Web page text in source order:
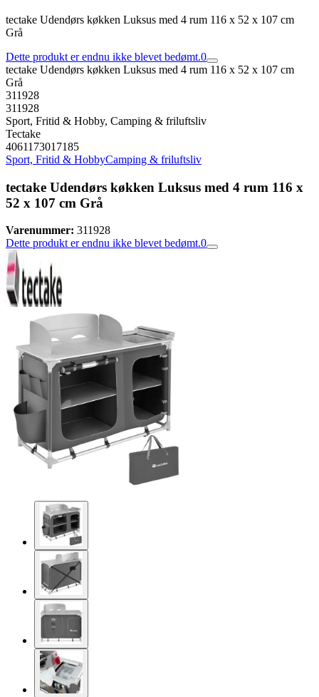
tectake Udendørs køkken Luksus med 4 rum 116 x 52 x 107 cm
Grå
Dette produkt er endnu ikke blevet bedømt.0
tectake Udendørs køkken Luksus med 4 rum 116 x 52 x 107 cm
Grå
311928
311928
Sport, Fritid & Hobby, Camping & friluftsliv
Tectake
4061173017185
Sport, Fritid & HobbyCamping & friluftsliv
tectake Udendørs køkken Luksus med 4 rum 116 x
52 x 107 cm Grå
Varenummer: 311928
Dette produkt er endnu ikke blevet bedømt.0